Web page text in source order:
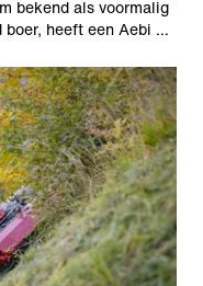
bekend als voormalig
boer, heeft een Aebi …